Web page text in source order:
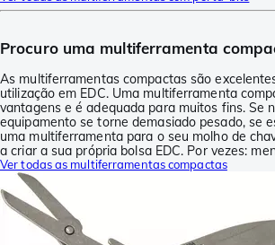
Procuro uma multiferramenta
As multiferramentas compactas são
utilização em EDC. Uma multiferramenta
vantagens e é adequada para muitos fins. Se
equipamento se torne demasiado pesado, se
uma multiferramenta para o seu molho de
a criar a sua própria bolsa EDC. Por vezes:
Ver todas as multiferramentas compactas